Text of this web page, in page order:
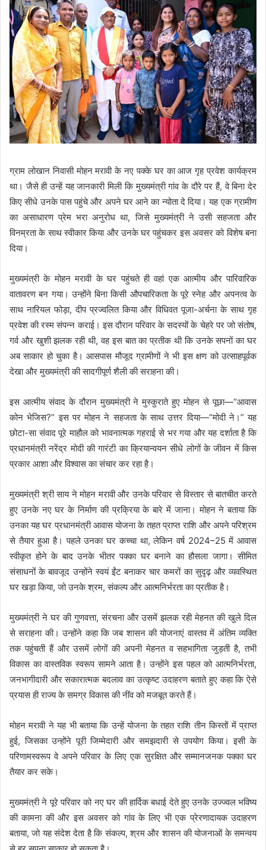
ग्राम लोखान निवासी मोहन मरावी के नए पक्के घर का आज गृह प्रवेश कार्यक्रम
था। जैसे ही उन्हें यह जानकारी मिली कि मुख्यमंत्री गांव के दौरे पर हैं, वे बिना देर
किए सीधे उनके पास पहुंचे और अपने घर आने का न्योता दे दिया। यह एक ग्रामीण
का असाधारण प्रेम भरा अनुरोध था, जिसे मुख्यमंत्री ने उसी सहजता और
विनम्रता के साथ स्वीकार किया और उनके घर पहुंचकर इस अवसर को विशेष बना
दिया।
मुख्यमंत्री के मोहन मरावी के घर पहुंचते ही वहां एक आत्मीय और पारिवारिक
वातावरण बन गया। उन्होंने बिना किसी औपचारिकता के पूरे स्नेह और अपनत्व के
साथ नारियल फोड़ा, दीप प्रज्वलित किया और विधिवत पूजा-अर्चना के साथ गृह
प्रवेश की रस्म संपन्न कराई। इस दौरान परिवार के सदस्यों के चेहरे पर जो संतोष,
गर्व और खुशी झलक रही थी, वह इस बात का प्रतीक थी कि उनके सपनों का घर
अब साकार हो चुका है। आसपास मौजूद ग्रामीणों ने भी इस क्षण को उत्साहपूर्वक
देखा और मुख्यमंत्री की सादगीपूर्ण शैली की सराहना की।
इस आत्मीय संवाद के दौरान मुख्यमंत्री ने मुस्कुराते हुए मोहन से पूछा—“आवास
कोन भेजिस?” इस पर मोहन ने सहजता के साथ उत्तर दिया—“मोदी ने।” यह
छोटा-सा संवाद पूरे माहौल को भावनात्मक गहराई से भर गया और यह दर्शाता है कि
प्रधानमंत्री नरेंद्र मोदी की गारंटी का क्रियान्वयन सीधे लोगों के जीवन में किस
प्रकार आशा और विश्वास का संचार कर रहा है।
मुख्यमंत्री श्री साय ने मोहन मरावी और उनके परिवार से विस्तार से बातचीत करते
हुए उनके नए घर के निर्माण की प्रक्रिया के बारे में जाना। मोहन ने बताया कि
उनका यह घर प्रधानमंत्री आवास योजना के तहत प्राप्त राशि और अपने परिश्रम
से तैयार हुआ है। पहले उनका घर कच्चा था, लेकिन वर्ष 2024–25 में आवास
स्वीकृत होने के बाद उनके भीतर पक्का घर बनाने का हौसला जागा। सीमित
संसाधनों के बावजूद उन्होंने स्वयं ईंट बनाकर चार कमरों का सुदृढ़ और व्यवस्थित
घर खड़ा किया, जो उनके श्रम, संकल्प और आत्मनिर्भरता का प्रतीक है।
मुख्यमंत्री ने घर की गुणवत्ता, संरचना और उसमें झलक रही मेहनत की खुले दिल
से सराहना की। उन्होंने कहा कि जब शासन की योजनाएं वास्तव में अंतिम व्यक्ति
तक पहुंचती हैं और उसमें लोगों की अपनी मेहनत व सहभागिता जुड़ती है, तभी
विकास का वास्तविक स्वरूप सामने आता है। उन्होंने इस पहल को आत्मनिर्भरता,
जनभागीदारी और सकारात्मक बदलाव का उत्कृष्ट उदाहरण बताते हुए कहा कि ऐसे
प्रयास ही राज्य के समग्र विकास की नींव को मजबूत करते हैं।
मोहन मरावी ने यह भी बताया कि उन्हें योजना के तहत राशि तीन किस्तों में प्राप्त
हुई, जिसका उन्होंने पूरी जिम्मेदारी और समझदारी से उपयोग किया। इसी के
परिणामस्वरूप वे अपने परिवार के लिए एक सुरक्षित और सम्मानजनक पक्का घर
तैयार कर सके।
मुख्यमंत्री ने पूरे परिवार को नए घर की हार्दिक बधाई देते हुए उनके उज्ज्वल भविष्य
की कामना की और इस अवसर को गांव के लिए भी एक प्रेरणादायक उदाहरण
बताया, जो यह संदेश देता है कि संकल्प, श्रम और शासन की योजनाओं के समन्वय